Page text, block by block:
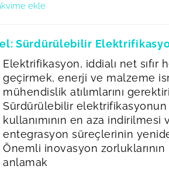
ekle
Sürdürülebilir
Elektrifikasyon, iddialı net
geçirmek, enerji ve malzeme
mühendislik atılımlarını
Sürdürülebilir
kullanımının en aza
entegrasyon süreçlerinin
Önemli inovasyon
anlamak